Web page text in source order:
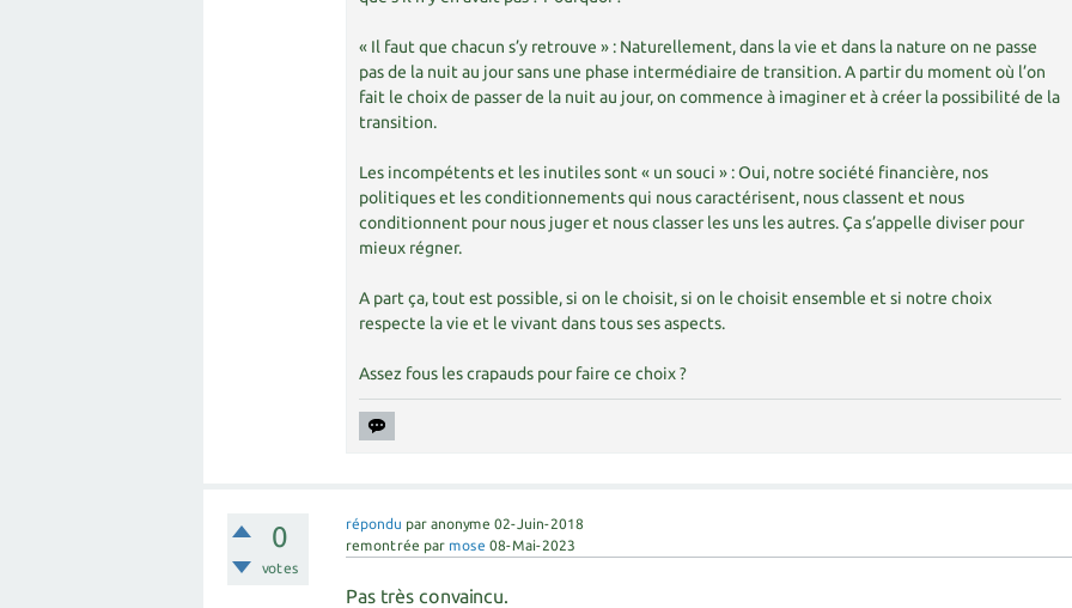
« Il faut que chacun s’y retrouve » : Naturellement, dans la vie et dans la nature on ne passe
pas de la nuit au jour sans une phase intermédiaire de transition. A partir du moment où l’on
fait le choix de passer de la nuit au jour, on commence à imaginer et à créer la possibilité de la
transition.
Les incompétents et les inutiles sont « un souci » : Oui, notre société financière, nos
politiques et les conditionnements qui nous caractérisent, nous classent et nous
conditionnent pour nous juger et nous classer les uns les autres. Ça s’appelle diviser pour
mieux régner.
A part ça, tout est possible, si on le choisit, si on le choisit ensemble et si notre choix
respecte la vie et le vivant dans tous ses aspects.
Assez fous les crapauds pour faire ce choix ?
0
votes
répondu paranonyme 02-Juin-2018
remontrée par mose 08-Mai-2023
Pas très convaincu.